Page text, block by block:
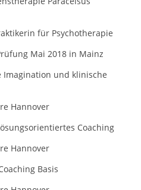
für Psychotherapie
Mai 2018 in Mainz
Imagination und klinische
Hannover
Coaching
Basis